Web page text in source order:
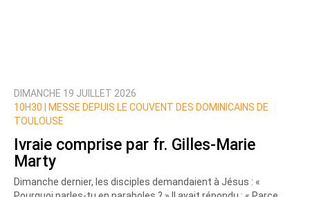
Prévenez-moi de tous les nouveaux commentaires
de cette discussion par email
DIMANCHE 19 JUILLET 2026
10H30 |
MESSE DEPUIS LE COUVENT DES DOMINICAINS DE
TOULOUSE
Ivraie comprise par fr. Gilles-Marie
Marty
Dimanche dernier, les disciples demandaient à Jésus : «